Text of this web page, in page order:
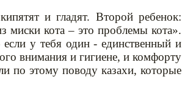
и гладят. Второй ребенок:
миски кота – это проблемы кота».
у тебя один - единственный и
внимания и гигиене, и комфорту
по этому поводу казахи, которые